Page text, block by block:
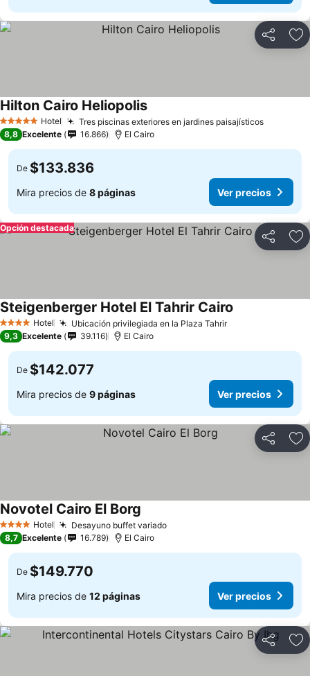
Compartir
5 Estrellas Hotel Tres piscinas exteriores en jardines paisajísticos
Hilton Cairo Heliopolis
8,8 Excelente 16.866 El Cairo
De $133.836
Mira precios de 8 páginas Ver precios
Compartir
Opción destacada
4 EstrellasHotel Ubicación privilegiada en la Plaza Tahrir
Steigenberger Hotel El Tahrir Cairo
9,3 Excelente 39.116 El Cairo
De $142.077
Mira precios de 9 páginas Ver precios
Compartir
4 EstrellasHotel Desayuno buffet variado
Novotel Cairo El Borg
8,7 Excelente 16.789 El Cairo
De $149.770
Mira precios de 12 páginas Ver precios
Compartir